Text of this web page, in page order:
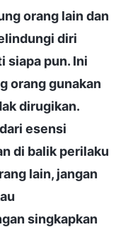
orang lain dan
diri
siapa pun. Ini
orang gunakan
dirugikan.
esensi
di balik perilaku
lain, jangan
singkapkan